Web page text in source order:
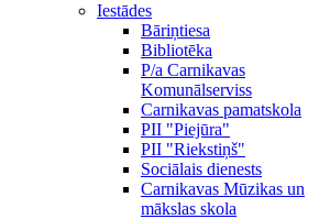
Iestādes
Bāriņtiesa
Bibliotēka
P/a Carnikavas
Komunālserviss
Carnikavas pamatskola
PII "Piejūra"
PII "Riekstiņš"
Sociālais dienests
Carnikavas Mūzikas un
mākslas skola